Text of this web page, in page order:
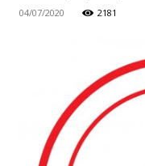
04/07/2020 2181